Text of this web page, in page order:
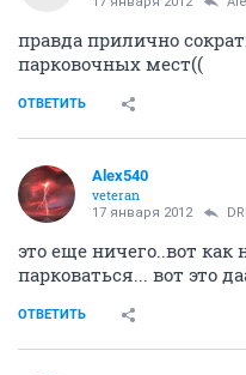
правда прилично
парковочных мест((
ОТВЕТИТЬ
Alex540
veteran
17 января 2012
это еще ничего..вот
парковаться... вот это
ОТВЕТИТЬ